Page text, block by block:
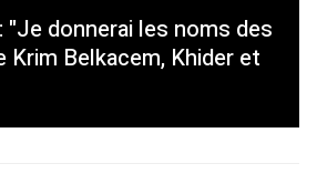
"Je donnerai les noms des
Krim Belkacem, Khider et